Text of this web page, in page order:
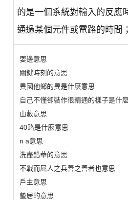
的是一個系統對輸入的反應
通過某個元件或電路的時間
耍邊意思
關鍵時刻的意思
異國他鄉的異是什麼意思
自己不懂卻裝作很精通的樣子是什
山藪意思
40路是什麼意思
n a意思
洗盡鉛華的意思
不戰而屈人之兵善之善者也意思
戶主意思
蟄居的意思